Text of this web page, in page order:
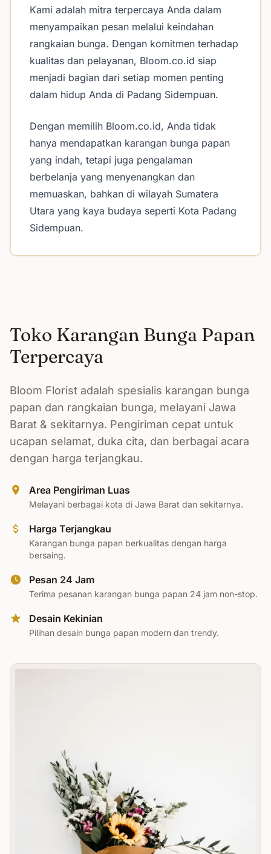
Kami adalah mitra terpercaya Anda dalam
menyampaikan pesan melalui keindahan
rangkaian bunga. Dengan komitmen terhadap
kualitas dan pelayanan, Bloom.co.id siap
menjadi bagian dari setiap momen penting
dalam hidup Anda di Padang Sidempuan.
Dengan memilih Bloom.co.id, Anda tidak
hanya mendapatkan karangan bunga papan
yang indah, tetapi juga pengalaman
berbelanja yang menyenangkan dan
memuaskan, bahkan di wilayah Sumatera
Utara yang kaya budaya seperti Kota Padang
Sidempuan.
Toko Karangan Bunga Papan
Terpercaya
Bloom Florist adalah spesialis karangan bunga
papan dan rangkaian bunga, melayani Jawa
Barat & sekitarnya. Pengiriman cepat untuk
ucapan selamat, duka cita, dan berbagai acara
dengan harga terjangkau.
Area Pengiriman Luas
Melayani berbagai kota di Jawa Barat dan sekitarnya.
Harga Terjangkau
Karangan bunga papan berkualitas dengan harga
bersaing.
Pesan 24 Jam
Terima pesanan karangan bunga papan 24 jam non-stop.
Desain Kekinian
Pilihan desain bunga papan modern dan trendy.